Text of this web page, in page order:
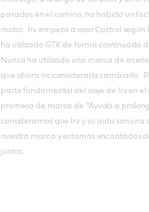
paradas en el camino, ha habido un
motor. Irv empezó a usar Castrol
ha utilizado GTX de forma continuada
Nunca ha utilizado una marca de
que ahora no consideraría cambiarlo.
parte fundamental del viaje de Irv en el
promesa de marca de “Ayuda a
consideramos que Irv y su auto son
nuestra marca y estamos encantados
juntos.